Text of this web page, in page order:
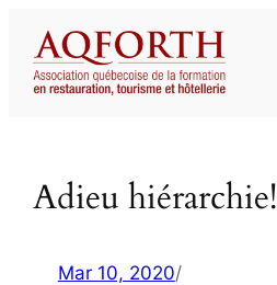
contenu
Adieu hiérarchie!
Mar 10, 2020/